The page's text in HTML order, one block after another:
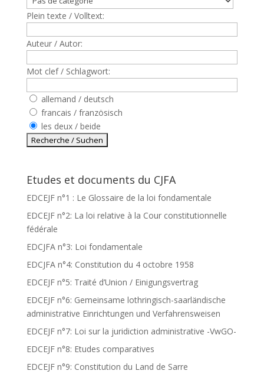
Plein texte / Volltext:
Auteur / Autor:
Mot clef / Schlagwort:
allemand / deutsch
francais / französisch
les deux / beide
Etudes et documents du CJFA
EDCEJF n°1 : Le Glossaire de la loi fondamentale
EDCEJF n°2: La loi relative à la Cour constitutionnelle
fédérale
EDCJFA n°3: Loi fondamentale
EDCJFA n°4: Constitution du 4 octobre 1958
EDCEJF n°5: Traité d’Union / Einigungsvertrag
EDCEJF n°6: Gemeinsame lothringisch-saarländische
administrative Einrichtungen und Verfahrensweisen
EDCEJF n°7: Loi sur la juridiction administrative -VwGO-
EDCEJF n°8: Etudes comparatives
EDCEJF n°9: Constitution du Land de Sarre